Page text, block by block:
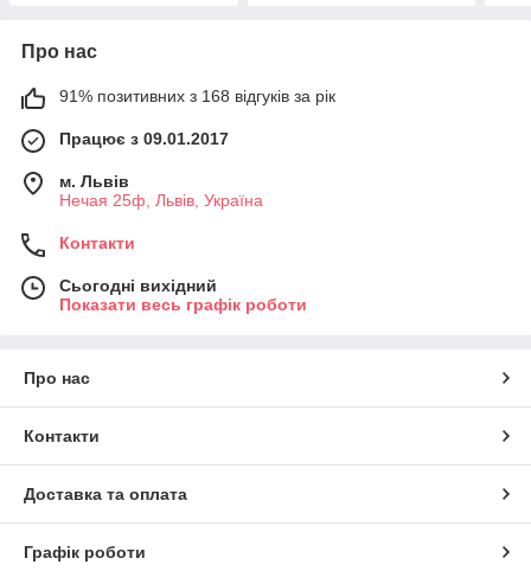
Про нас
91% позитивних з 168 відгуків за рік
Працює з 09.01.2017
м. Львів
Нечая 25ф, Львів, Україна
Контакти
Сьогодні вихідний
Показати весь графік роботи
Про нас
Контакти
Доставка та оплата
Графік роботи